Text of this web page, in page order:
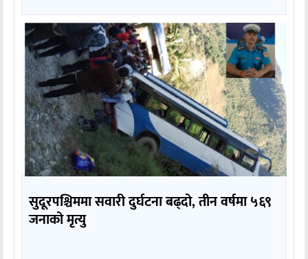
सुदूरपश्चिममा सवारी दुर्घटना बढ्दो, तीन वर्षमा ५६९
जनाको मृत्यु